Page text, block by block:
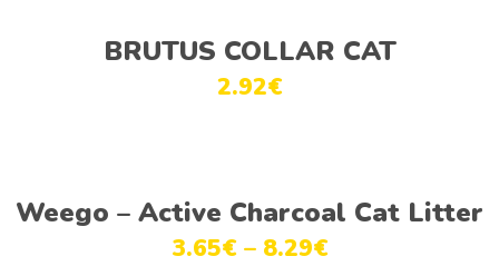
Adicionar
BRUTUS COLLAR CAT
2.92€
Ver opções
Weego – Active Charcoal Cat Litter
3.65€ – 8.29€